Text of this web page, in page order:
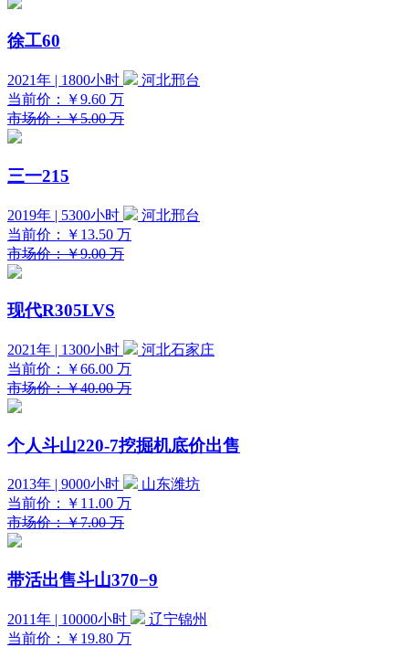
徐工60
2021年 | 1800小时
河北邢台
当前价：
￥9.60 万
市场价：￥5.00 万
三一215
2019年 | 5300小时
河北邢台
当前价：
￥13.50 万
市场价：￥9.00 万
现代R305LVS
2021年 | 1300小时
河北石家庄
当前价：
￥66.00 万
市场价：￥40.00 万
个人斗山220-7挖掘机底价出售
2013年 | 9000小时
山东潍坊
当前价：
￥11.00 万
市场价：￥7.00 万
带活出售斗山370−9
2011年 | 10000小时
辽宁锦州
当前价：
￥19.80 万